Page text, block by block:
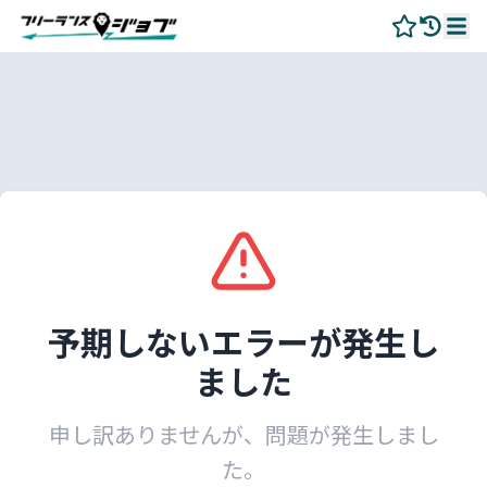
予期しないエラーが発生し
ました
申し訳ありませんが、問題が発生しまし
た。